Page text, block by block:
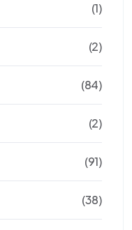
(1)
(2)
(84)
(2)
(91)
(38)